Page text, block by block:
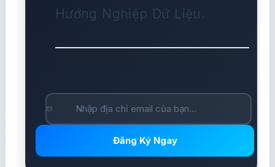
Hướng Nghiệp Dữ Liệu.
Đăng Ký Ngay